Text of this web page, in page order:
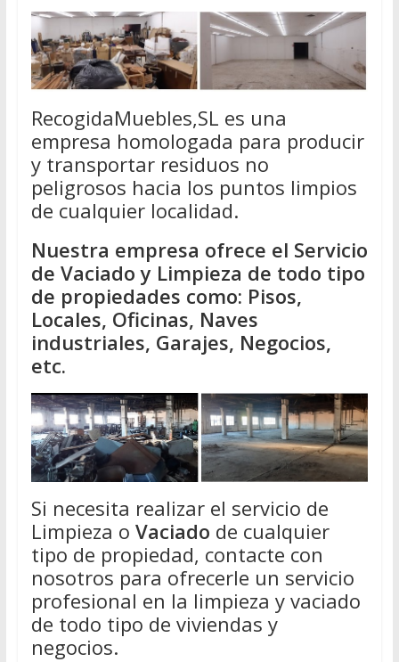
RecogidaMuebles,SL es una
empresa homologada para producir
y transportar residuos no
peligrosos hacia los puntos limpios
de cualquier localidad.
Nuestra empresa ofrece el Servicio
de Vaciado y Limpieza de todo tipo
de propiedades como: Pisos,
Locales, Oficinas, Naves
industriales, Garajes, Negocios,
etc.
Si necesita realizar el servicio de
Limpieza o Vaciado de cualquier
tipo de propiedad, contacte con
nosotros para ofrecerle un servicio
profesional en la limpieza y vaciado
de todo tipo de viviendas y
negocios.